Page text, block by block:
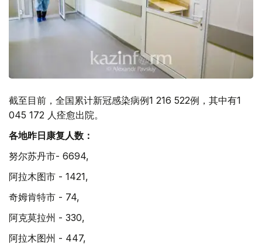
截至目前，全国累计新冠感染病例1 216 522例，其中有1
045 172 人痊愈出院。
各地昨日康复人数：
努尔苏丹市- 6694,
阿拉木图市 - 1421,
奇姆肯特市 - 74,
阿克莫拉州 - 330,
阿拉木图州 - 447,